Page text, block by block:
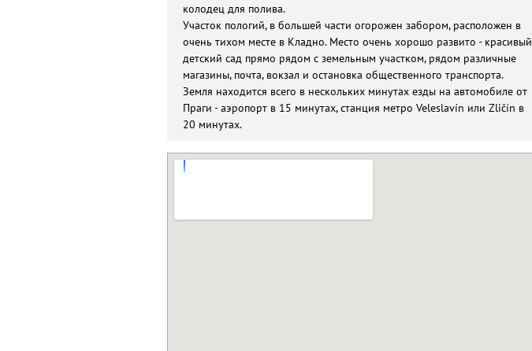
колодец для полива.
Участок пологий, в большей части огорожен забором, расположен в
очень тихом месте в Кладно. Место очень хорошо развито - красивый
детский сад прямо рядом с земельным участком, рядом различные
магазины, почта, вокзал и остановка общественного транспорта.
Земля находится всего в нескольких минутах езды на автомобиле от
Праги - аэропорт в 15 минутах, станция метро Veleslavín или Zličín в
20 минутах.